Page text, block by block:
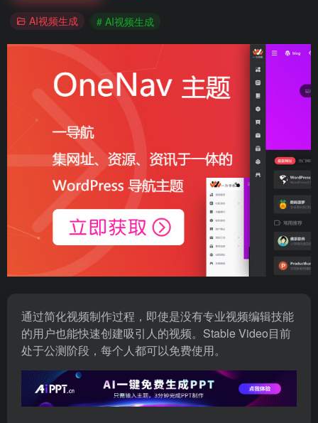
AI视频生成 # AI视频生成
通过简化视频制作过程，即使是没有专业视频编辑技能
的用户也能快速创建吸引人的视频。Stable Video目前
处于公测阶段，每个人都可以免费使用。